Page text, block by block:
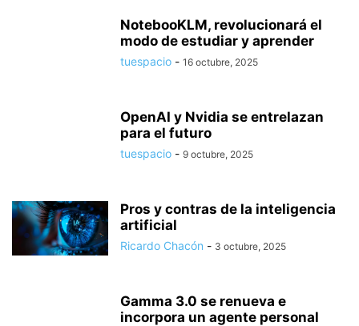
NotebooKLM, revolucionará el
modo de estudiar y aprender
tuespacio - 16 octubre, 2025
OpenAI y Nvidia se entrelazan
para el futuro
tuespacio - 9 octubre, 2025
Pros y contras de la inteligencia
artificial
Ricardo Chacón - 3 octubre, 2025
Gamma 3.0 se renueva e
incorpora un agente personal